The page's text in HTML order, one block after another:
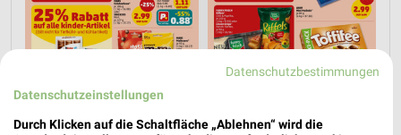
Datenschutzbestimmungen
Datenschutzeinstellungen
Durch Klicken auf die Schaltfläche „Ablehnen“ wird die